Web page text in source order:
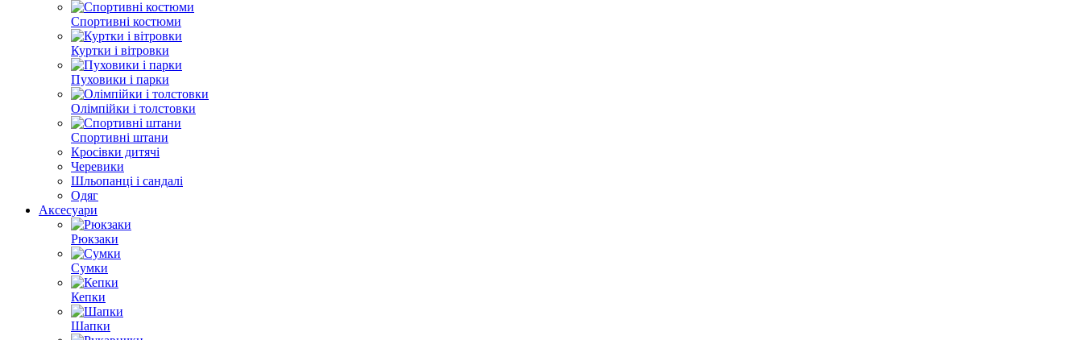
Спортивні костюми
Куртки і вітровки
Пуховики і парки
Олімпійки і толстовки
Спортивні штани
Кросівки дитячі
Черевики
Шльопанці і сандалі
Одяг
Аксесуари
Рюкзаки
Сумки
Кепки
Шапки